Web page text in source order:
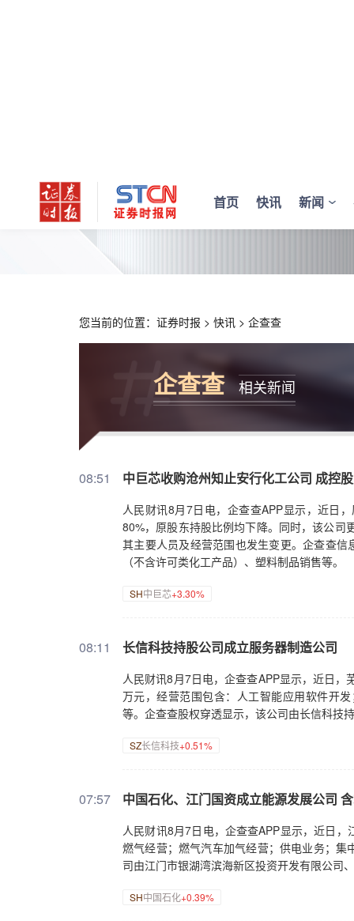
首页 快讯 新闻
您当前的位置： 证券时报 > 快讯 > 企查查
企查查 相关新闻
08:51 中巨芯收购沧州知止安行化工公司 成控
人民财讯8月7日电，企查查APP显示，近日
80%，原股东持股比例均下降。同时，该公
其主要人员及经营范围也发生变更。企查查
（不含许可类化工产品）、塑料制品销售等。
SH中巨芯+3.30%
08:11 长信科技持股公司成立服务器制造公司
人民财讯8月7日电，企查查APP显示，近日
万元，经营范围包含：人工智能应用软件开
等。企查查股权穿透显示，该公司由长信科技
SZ长信科技+0.51%
07:57 中国石化、江门国资成立能源发展公司
人民财讯8月7日电，企查查APP显示，近日
燃气经营；燃气汽车加气经营；供电业务；
司由江门市银湖湾滨海新区投资开发有限公司
SH中国石化+0.39%